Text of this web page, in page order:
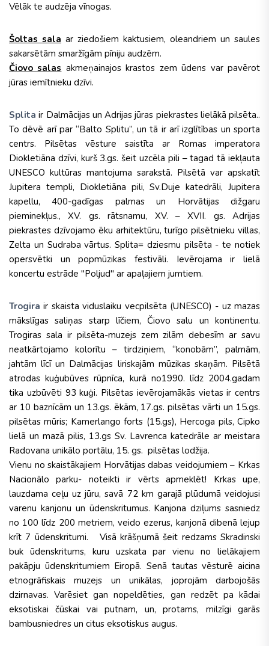
Vēlāk te audzēja vīnogas.
Šoltas sala ar ziedošiem kaktusiem, oleandriem un saules
sakarsētām smaržīgām pīniju audzēm.
Čiovo salas akmeņainajos krastos zem ūdens var pavērot
jūras iemītnieku dzīvi.
Splitair Dalmācijas un Adrijas jūras piekrastes lielākā pilsēta..
To dēvē arī par “Balto Splitu”, un tā ir arī izglītības un sporta
centrs. Pilsētas vēsture saistīta ar Romas imperatora
Diokletiāna dzīvi, kurš 3.gs. šeit uzcēla pili – tagad tā iekļauta
UNESCO kultūras mantojuma sarakstā. Pilsētā var apskatīt
Jupitera templi, Diokletiāna pili, Sv.Duje katedrāli, Jupitera
kapellu, 400-gadīgas palmas un Horvātijas dižgaru
pieminekļus., XV. gs. rātsnamu, XV. – XVII. gs. Adrijas
piekrastes dzīvojamo ēku arhitektūru, turīgo pilsētnieku villas,
Zelta un Sudraba vārtus. Splita= dziesmu pilsēta - te notiek
opersvētki un popmūzikas festivāli. Ievērojama ir lielā
koncertu estrāde "Poljud" ar apaļajiem jumtiem.
Trogirair skaista viduslaiku vecpilsēta (UNESCO) - uz mazas
mākslīgas saliņas starp līčiem, Čiovo salu un kontinentu.
Trogiras sala ir pilsēta-muzejs zem zilām debesīm ar savu
neatkārtojamo kolorītu – tirdziņiem, “konobām”, palmām,
jahtām līcī un Dalmācijas liriskajām mūzikas skaņām. Pilsētā
atrodas kuģubūves rūpnīca, kurā no1990. līdz 2004.gadam
tika uzbūvēti 93 kuģi. Pilsētas ievērojamākās vietas ir centrs
ar 10 baznīcām un 13.gs. ēkām, 17.gs. pilsētas vārti un 15.gs.
pilsētas mūris; Kamerlango forts (15.gs), Hercoga pils, Cipko
lielā un mazā pilis, 13.gs Sv. Lavrenca katedrāle ar meistara
Radovana unikālo portālu, 15. gs. pilsētas lodžija.
Vienu no skaistākajiem Horvātijas dabas veidojumiem – Krkas
Nacionālo parku- noteikti ir vērts apmeklēt! Krkas upe,
lauzdama ceļu uz jūru, savā 72 km garajā plūdumā veidojusi
varenu kanjonu un ūdenskritumus. Kanjona dziļums sasniedz
no 100 līdz 200 metriem, veido ezerus, kanjonā dibenā lejup
krīt 7 ūdenskritumi. Visā krāšņumā šeit redzams Skradinski
buk ūdenskritums, kuru uzskata par vienu no lielākajiem
pakāpju ūdenskritumiem Eiropā. Senā tautas vēsturē aicina
etnogrāfiskais muzejs un unikālas, joprojām darbojošās
dzirnavas. Varēsiet gan nopeldēties, gan redzēt pa kādai
eksotiskai čūskai vai putnam, un, protams, milzīgi garās
bambusniedres un citus eksotiskus augus.